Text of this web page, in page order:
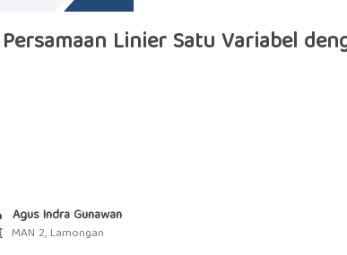
Linier Satu Variabel
Agus Indra Gunawan
MAN 2, Lamongan